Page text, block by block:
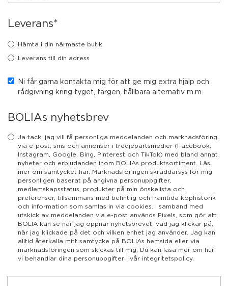
Leverans*
Hämta i din närmaste butik
Leverans till din adress
Ni får gärna kontakta mig för att ge mig extra hjälp och
rådgivning kring tyget, färgen, hållbara alternativ m.m.
BOLIAs nyhetsbrev
Ja tack, jag vill få personliga meddelanden och marknadsföring
via e-post, sms och annonser i tredjepartsmedier (Facebook,
Instagram, Google, Bing, Pinterest och TikTok) med bland annat
nyheter och erbjudanden inom BOLIAs produktsortiment. Läs
mer om samtycket här. Marknadsföringen skräddarsys för mig
personligen baserat på angivna personuppgifter,
medlemskapsstatus, produkter på min önskelista och
preferenser, tillsammans med befintlig och framtida köphistorik
och information som samlas in via cookies. I samband med
utskick av meddelanden via e-post används Pixels, som gör att
BOLIA kan se när jag öppnar nyhetsbrevet, vad jag klickar på,
när jag klickade på det och vilken enhet jag använder. Jag kan
alltid återkalla mitt samtycke på BOLIAs hemsida eller via
marknadsföringen som skickas till mig. Du kan läsa mer om hur
vi behandlar dina personuppgifter i vår integritetspolicy.